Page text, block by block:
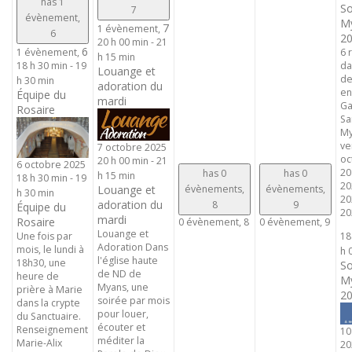
évènement,
6
1 évènement, 6
18 h 30 min - 19
h 30 min
Équipe du
Rosaire
6 octobre 2025
18 h 30 min - 19
h 30 min
Équipe du
Rosaire
Une fois par
mois, le lundi à
18h30, une
heure de
prière à Marie
dans la crypte
du Sanctuaire.
Renseignement
Marie-Alix
7
1 évènement, 7
20 h 00 min -21
h 15 min
Louange et
adoration du
mardi
7 octobre 2025
20 h 00 min -21
h 15 min
Louange et
adoration du
mardi
Louange et
Adoration Dans
l'église haute
de ND de
Myans, une
soirée par mois
pour louer,
écouter et
méditer la
has 0
évènements,
8
0 évènement, 8
has 0
évènements,
9
0 évènement, 9
6
h